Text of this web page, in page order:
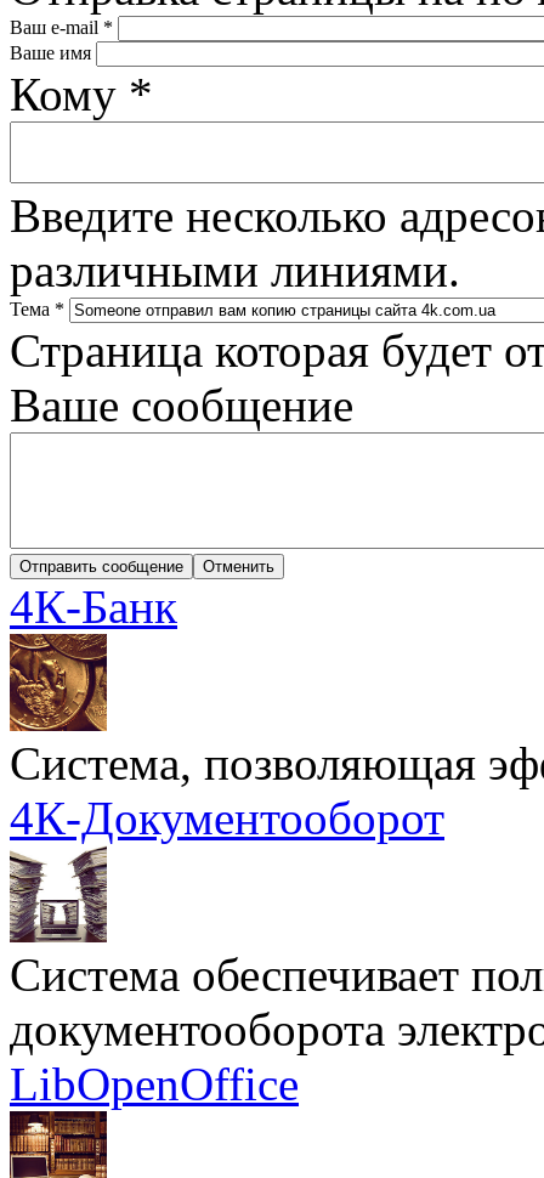
Ваш e-mail *
Ваше имя
Кому *
Введите несколько
различными линиями.
Тема *
Страница которая будет
Ваше сообщение
4К-Банк
Cистема, позволяющая
4К-Документооборот
Система обеспечивает
документооборота
LibOpenOffice